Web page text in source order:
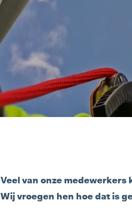
Veel van onze
Wij vroegen hen hoe dat is